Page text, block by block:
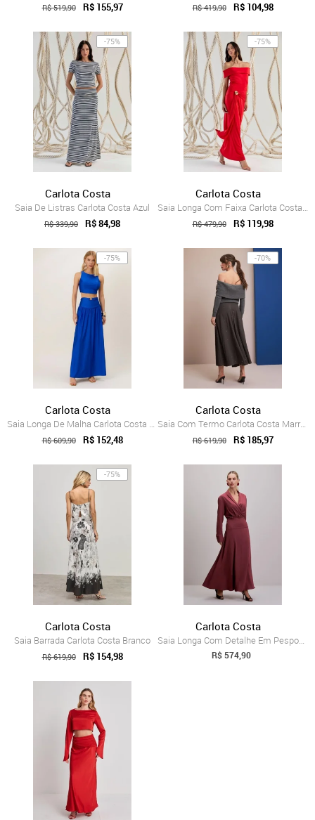
R$ 519,90 R$ 155,97 R$ 419,90 R$ 104,98
-75%
Carlota Costa
Saia De Listras Carlota Costa Azul
R$ 339,90 R$ 84,98
-75%
Carlota Costa
Saia Longa Com Faixa Carlota Costa Vermelho
R$ 479,90 R$ 119,98
-75%
Carlota Costa
Saia Longa De Malha Carlota Costa Azul
R$ 609,90 R$ 152,48
-70%
Carlota Costa
Saia Com Termo Carlota Costa Marrom
R$ 619,90 R$ 185,97
-75%
Carlota Costa
Saia Barrada Carlota Costa Branco
R$ 619,90 R$ 154,98
Carlota Costa
Saia Longa Com Detalhe Em Pespontos Carl...
R$ 574,90